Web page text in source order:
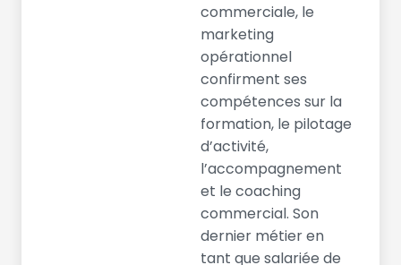
commerciale, le
marketing
opérationnel
confirment ses
compétences sur la
formation, le pilotage
d’activité,
l’accompagnement
et le coaching
commercial. Son
dernier métier en
tant que salariée de